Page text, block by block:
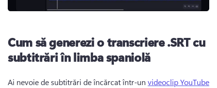
Cum să generezi o transcriere .SRT cu
subtitrări în limba spaniolă
Ai nevoie de subtitrări de încărcat într-un videoclip YouTube